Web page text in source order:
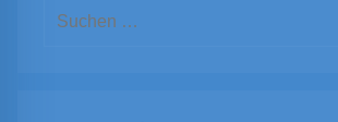
Suchen